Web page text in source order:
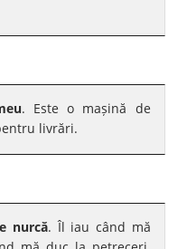
. Este o mașină de
livrări.
nurcă. Îl iau când mă